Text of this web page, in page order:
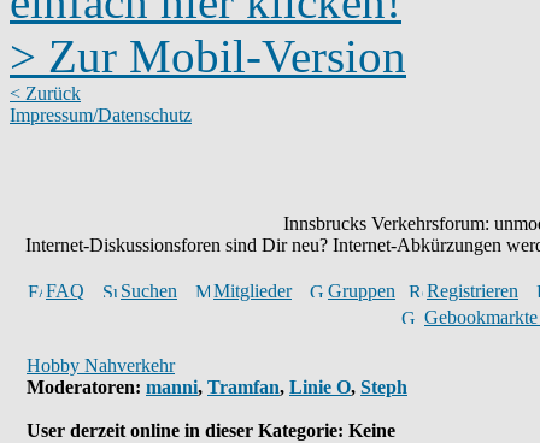
> Zur Mobil-Version
< Zurück
Impressum/Datenschutz
Innsbrucks Verkehrsforum:
Internet-Diskussionsforen sind Dir neu? Internet-Abkürzungen
FAQ Suchen Mitglieder Gruppen
Registrieren
Hobby Nahverkehr
Moderatoren: manni, Tramfan, Linie O, Steph
User derzeit online in dieser Kategorie: Keine